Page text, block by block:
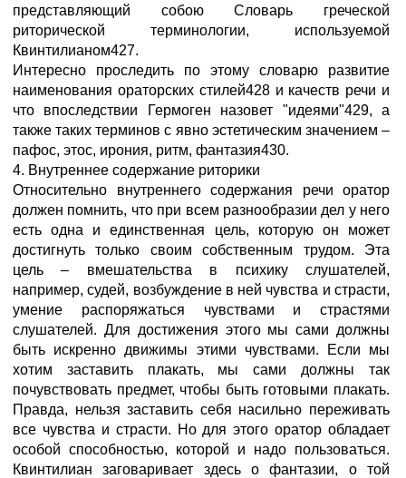
представляющий собою Словарь греческой
риторической терминологии, используемой
Квинтилианом427.
Интересно проследить по этому словарю развитие
наименования ораторских стилей428 и качеств речи и
что впоследствии Гермоген назовет "идеями"429, а
также таких терминов с явно эстетическим значением –
пафос, этос, ирония, ритм, фантазия430.
4. Внутреннее содержание риторики
Относительно внутреннего содержания речи оратор
должен помнить, что при всем разнообразии дел у него
есть одна и единственная цель, которую он может
достигнуть только своим собственным трудом. Эта
цель – вмешательства в психику слушателей,
например, судей, возбуждение в ней чувства и страсти,
умение распоряжаться чувствами и страстями
слушателей. Для достижения этого мы сами должны
быть искренно движимы этими чувствами. Если мы
хотим заставить плакать, мы сами должны так
почувствовать предмет, чтобы быть готовыми плакать.
Правда, нельзя заставить себя насильно переживать
все чувства и страсти. Но для этого оратор обладает
особой способностью, которой и надо пользоваться.
Квинтилиан заговаривает здесь о фантазии, о той